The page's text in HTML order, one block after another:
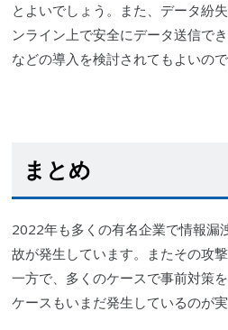
とよいでしょう。また、データ紛
ンライン上で安全にデータ送信で
などの導入を検討されてもよいの
まとめ
2022年も多くの有名企業で情報漏
故が発生しています。またその攻
一方で、多くのケースで事前対策
ケースもいまだ発生しているのが実